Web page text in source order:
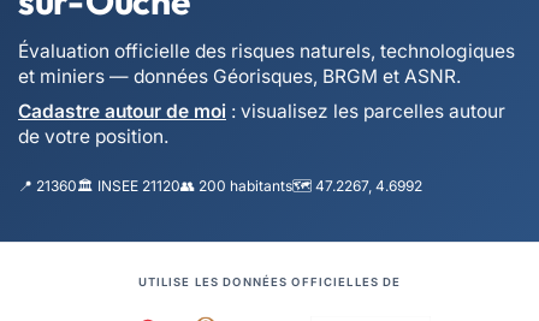
Évaluation officielle des risques naturels, technologiques
et miniers — données Géorisques, BRGM et ASNR.
Cadastre autour de moi : visualisez les parcelles autour
de votre position.
📍 21360🏛️ INSEE 21120👥 200 habitants🗺️ 47.2267, 4.6992
UTILISE LES DONNÉES OFFICIELLES DE